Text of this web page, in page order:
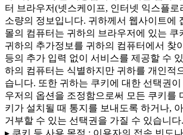
터 브라우저(넷스케이프, 인터넷 익스플로
소량의 정보입니다. 귀하께서 웹사이트에
몰의 컴퓨터는 귀하의 브라우저에 있는 쿠
귀하의 추가정보를 귀하의 컴퓨터에서 찾
등의 추가 입력 없이 서비스를 제공할 수
하의 컴퓨터는 식별하지만 귀하를 개인적
습니다. 또한 귀하는 쿠키에 대한 선택권
우저의 옵션을 조정함으로써 모든 쿠키를
키가 설치될 때 통지를 보내도록 하거나,
거부할 수 있는 선택권을 가질 수 있습니다.